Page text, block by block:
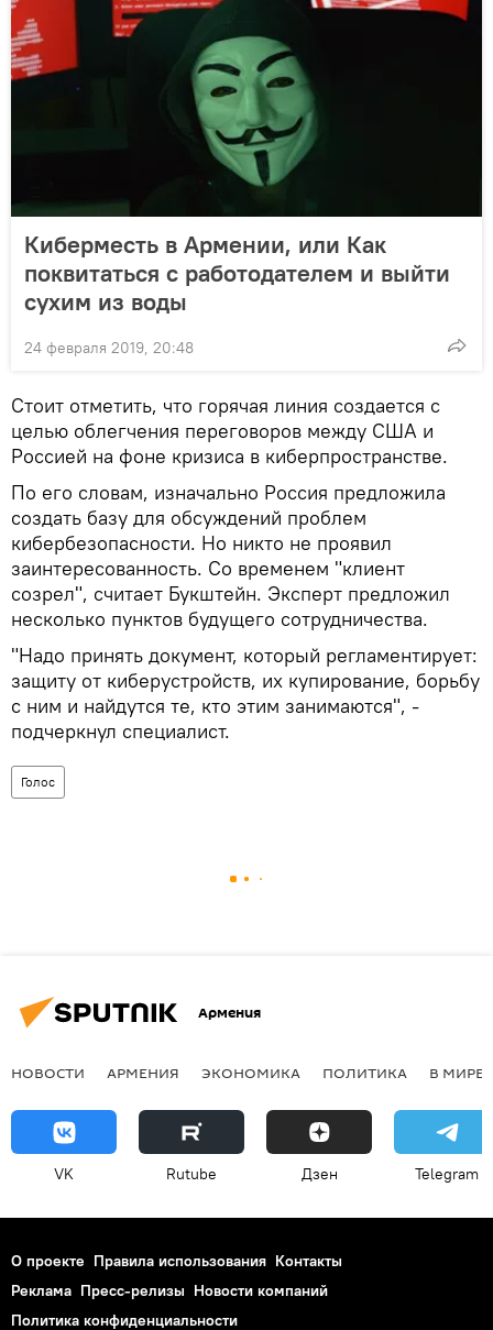
Киберместь в Армении, или Как
поквитаться с работодателем и выйти
сухим из воды
24 февраля 2019, 20:48
Стоит отметить, что горячая линия создается с
целью облегчения переговоров между США и
Россией на фоне кризиса в киберпространстве.
По его словам, изначально Россия предложила
создать базу для обсуждений проблем
кибербезопасности. Но никто не проявил
заинтересованность. Со временем "клиент
созрел", считает Букштейн. Эксперт предложил
несколько пунктов будущего сотрудничества.
"Надо принять документ, который регламентирует:
защиту от киберустройств, их купирование, борьбу
с ним и найдутся те, кто этим занимаются", -
подчеркнул специалист.
Голос
Армения
НОВОСТИ АРМЕНИЯ ЭКОНОМИКА ПОЛИТИКА В МИРЕ
VK Rutube Дзен Telegram
О проекте Правила использования Контакты
Реклама Пресс-релизы Новости компаний
Политика конфиденциальности